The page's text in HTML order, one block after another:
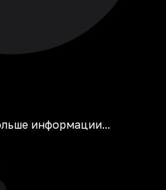
информации...